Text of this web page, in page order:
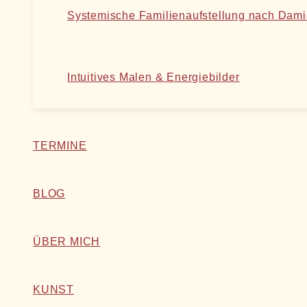
Systemische Familienaufstellung nach
Intuitives Malen & Energiebilder
TERMINE
BLOG
ÜBER MICH
KUNST